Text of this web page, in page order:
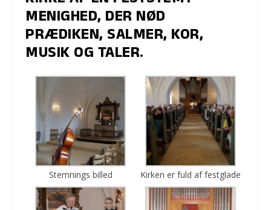
MENIGHED, DER NØD
PRÆDIKEN, SALMER, KOR,
MUSIK OG TALER.
Stemnings billed Kirken er fuld af festglade